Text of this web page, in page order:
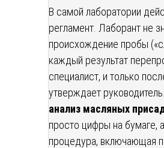
В самой лаборатории
регламент. Лаборант не
происхождение пробы
каждый результат
специалист, и только
утверждает руководитель.
анализ масляных
просто цифры на бумаге,
процедура, включающая